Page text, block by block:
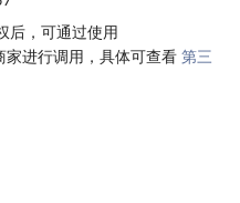
后，可通过使用
家进行调用，具体可查看 第三